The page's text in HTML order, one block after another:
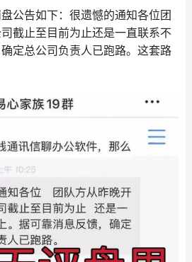
公告如下：很遗憾的通知各位团
截止至目前为止还是一直联系不
定总公司负责人已跑路。这套路